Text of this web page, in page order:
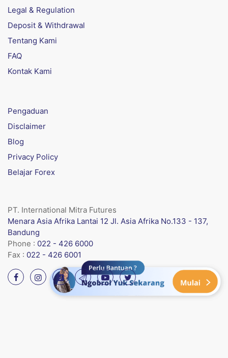
Legal & Regulation
Deposit & Withdrawal
Tentang Kami
FAQ
Kontak Kami
Pengaduan
Disclaimer
Blog
Privacy Policy
Belajar Forex
PT. International Mitra Futures
Menara Asia Afrika Lantai 12 Jl. Asia Afrika No.133 - 137,
Bandung
Phone : 022 - 426 6000
Fax : 022 - 426 6001